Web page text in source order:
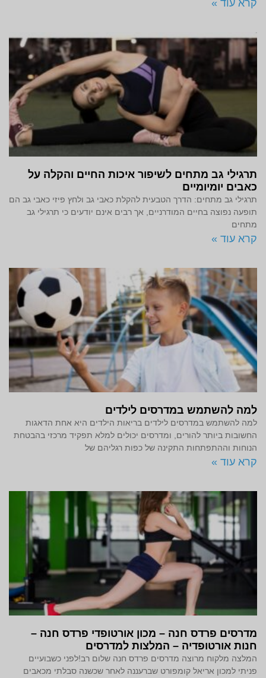
קרא עוד »
תרגילי גב מתחים לשיפור איכות החיים והקלה על
כאבים יומיומיים
תרגילי גב מתחים: הדרך הטבעית להקלת כאבי גב ולחץ פיזי כאבי גב הם
תופעה נפוצה בחיים המודרניים, אך רבים אינם יודעים כי תרגילי גב
מתחים
קרא עוד »
למה להשתמש במדרסים לילדים
למה להשתמש במדרסים לילדים בריאות הילדים היא אחת הדאגות
החשובות ביותר להורים, ומדרסים יכולים למלא תפקיד מרכזי בהבטחת
הנוחות וההתפתחות התקינה של כפות רגליהם של
קרא עוד »
מדרסים פרדס חנה – מכון אורטופדי פרדס חנה –
חנות אורטופדיה – המלצות למדרסים
המלצה מלקוח מרוצה מדרסים פרדס חנה שלום רב!לפני כשבועיים
פניתי למכון אריאל קומפורט שברעננה לאחר שכשנה סבלתי מכאבים